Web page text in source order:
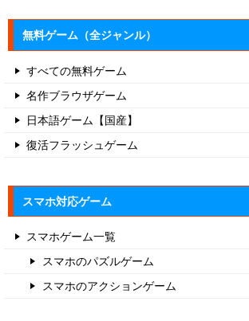
すべての無料ゲーム
名作ブラウザゲーム
日本語ゲーム【国産】
復活フラッシュゲーム
スマホゲーム一覧
スマホのパズルゲーム
スマホのアクションゲーム